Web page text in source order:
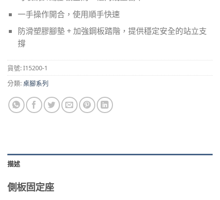
一手操作開合，使用順手快速
防滑塑膠腳墊 + 加強鋼板踏階，提供穩定安全的站立支
撐
貨號:I15200-1
分類:桌腳系列
描述
側板固定座